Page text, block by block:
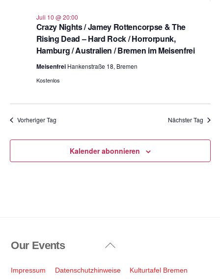
Crazy Nights / Jamey Rottencorpse & The
Rising Dead – Hard Rock / Horrorpunk,
Hamburg / Australien / Bremen im Meisenfrei
Juli 10 @ 20:00
Meisenfrei Hankenstraße 18, Bremen
Kostenlos
Vorheriger Tag Nächster Tag
Kalender abonnieren
Back
Top
Our Events
Impressum Datenschutzhinweise Kulturtafel Bremen